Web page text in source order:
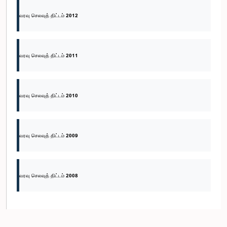
வரவு செலவுத் திட்டம் 2012
வரவு செலவுத் திட்டம் 2011
வரவு செலவுத் திட்டம் 2010
வரவு செலவுத் திட்டம் 2009
வரவு செலவுத் திட்டம் 2008